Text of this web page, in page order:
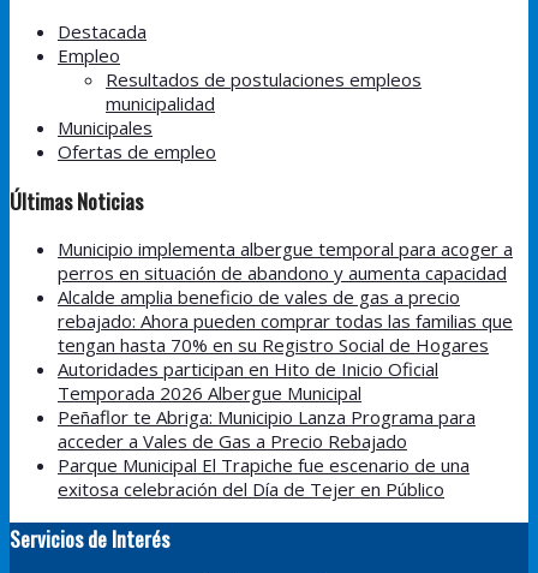
Destacada
Empleo
Resultados de postulaciones empleos
municipalidad
Municipales
Ofertas de empleo
Últimas Noticias
Municipio implementa albergue temporal para acoger a
perros en situación de abandono y aumenta capacidad
Alcalde amplia beneficio de vales de gas a precio
rebajado: Ahora pueden comprar todas las familias que
tengan hasta 70% en su Registro Social de Hogares
Autoridades participan en Hito de Inicio Oficial
Temporada 2026 Albergue Municipal
Peñaflor te Abriga: Municipio Lanza Programa para
acceder a Vales de Gas a Precio Rebajado
Parque Municipal El Trapiche fue escenario de una
exitosa celebración del Día de Tejer en Público
Servicios de Interés